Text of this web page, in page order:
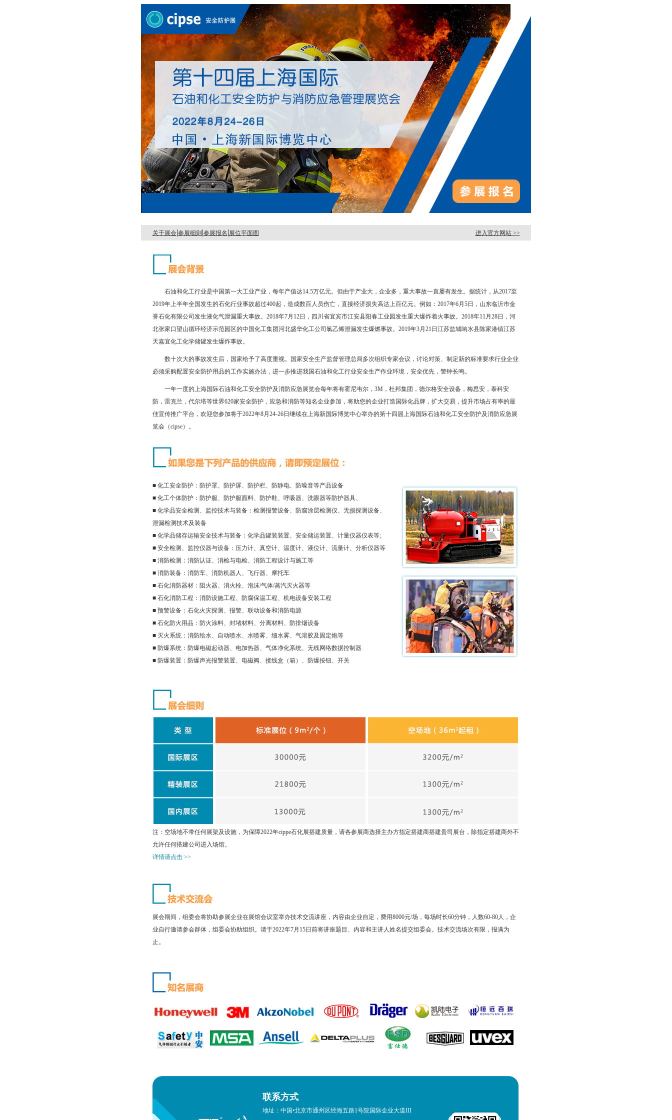
关于展会|参展细则|参展报名 |展位平面图 进入官方网站 >>
石油和化工行业是中国第一大工业产业，每年产值达14.5万亿元。但由于产业大，企业多，重大事故一直屡有发生。据统计，从2017至
2019年上半年全国发生的石化行业事故超过400起，造成数百人员伤亡，直接经济损失高达上百亿元。例如：2017年6月5日，山东临沂市金
誉石化有限公司发生液化气泄漏重大事故。2018年7月12日，四川省宜宾市江安县阳春工业园发生重大爆炸着火事故。2018年11月28日，河
北张家口望山循环经济示范园区的中国化工集团河北盛华化工公司氯乙烯泄漏发生爆燃事故。2019年3月21日江苏盐城响水县陈家港镇江苏
天嘉宜化工化学储罐发生爆炸事故。
数十次大的事故发生后，国家给予了高度重视。国家安全生产监督管理总局多次组织专家会议，讨论对策、制定新的标准要求行业企业
必须采购配置安全防护用品的工作实施办法，进一步推进我国石油和化工行业安全生产作业环境，安全优先，警钟长鸣。
一年一度的上海国际石油和化工安全防护及消防应急展览会每年将有霍尼韦尔，3M，杜邦集团，德尔格安全设备，梅思安，泰科安
防，雷克兰，代尔塔等世界620家安全防护，应急和消防等知名企业参加，将助您的企业打造国际化品牌，扩大交易，提升市场占有率的最
佳宣传推广平台，欢迎您参加将于2022年8月24-26日继续在上海新国际博览中心举办的第十四届上海国际石油和化工安全防护及消防应急展
览会（cipse）。
■ 化工安全防护：防护罩、防护屏、防护栏、防静电、防噪音等产品设备
■ 化工个体防护：防护服、防护服面料、防护鞋、呼吸器、洗眼器等防护器具、
■ 化学品安全检测、监控技术与装备：检测报警设备、防腐涂层检测仪、无损探测设备、
泄漏检测技术及装备
■ 化学品储存运输安全技术与装备：化学品罐装装置、安全储运装置、计量仪器仪表等;
■ 安全检测、监控仪器与设备：压力计、真空计、温度计、液位计、流量计、分析仪器等
■ 消防检测：消防认证、消检与电检、消防工程设计与施工等
■ 消防装备：消防车、消防机器人、飞行器、摩托车
■ 石化消防器材：阻火器、消火栓、泡沫/气体/蒸汽灭火器等
■ 石化消防工程：消防设施工程、防腐保温工程、机电设备安装工程
■ 预警设备：石化火灾探测、报警、联动设备和消防电源
■ 石化防火用品：防火涂料、封堵材料、分离材料、防排烟设备
■ 灭火系统：消防给水、自动喷水、水喷雾、细水雾、气溶胶及固定炮等
■ 防爆系统：防爆电磁起动器、电加热器、气体净化系统、无线网络数据控制器
■ 防爆装置：防爆声光报警装置、电磁阀、接线盒（箱）、防爆按钮、开关
注：空场地不带任何展架及设施，为保障2022年cippe石化展搭建质量，请各参展商选择主办方指定搭建商搭建贵司展台，除指定搭建商外不
允许任何搭建公司进入场馆。
详情请点击 >>
展会期间，组委会将协助参展企业在展馆会议室举办技术交流讲座，内容由企业自定，费用8000元/场，每场时长60分钟，人数60-80人，企
业自行邀请参会群体，组委会协助组织。请于2022年7月15日前将讲座题目、内容和主讲人姓名提交组委会。技术交流场次有限，报满为
止。
联系方式
地址：中国•北京市通州区经海五路1号院国际企业大道III